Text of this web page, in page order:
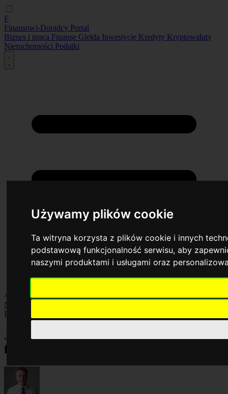
Używamy plików cookie
Ta witryna korzysta z plików cookie i innych
podstawową funkcjonalność serwisu,aby
naszymi produktami i usługami oraz
F
Finansowi-Doradcy Portal
Biznes i praca Finanse Giełda Inwestycje Kredyty Kryptowaluty
Nieruchomości Podatki
× Biznes i pracaFinanseGiełdaInwestycjeKredytyKryptowaluty
Nieruchomości
Inwestycje
Jakie są korzyści z inwestowania w
fundusze ETF?